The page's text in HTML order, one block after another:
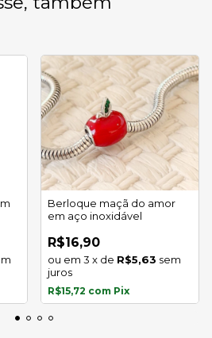
Berloque maçã do amor
em aço inoxidável
R$16,90
3 x de R$5,63 sem
juros
R$15,72 com Pix